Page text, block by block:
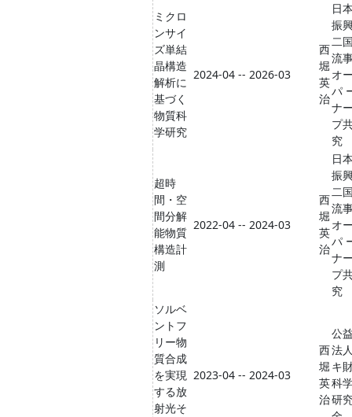
ミクロ
ンサイ
ズ単結
晶構造
解析に
基づく
物質科
学研究
2024-04 -- 2026-03
西
堀
英
治
日
振
二
流
オ
パ
ナ
プ
究
超時
間・空
間分解
能物質
構造計
測
2022-04 -- 2024-03
西
堀
英
治
日
振
二
流
オ
パ
ナ
プ
究
ソルベ
ントフ
リー物
質合成
を実現
する放
射光そ
2023-04 -- 2024-03
西
堀
英
治
公
法
キ
科
研